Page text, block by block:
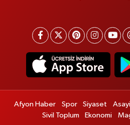
Afyon Haber Spor Siyaset
Sivil Toplum
Ekonomi